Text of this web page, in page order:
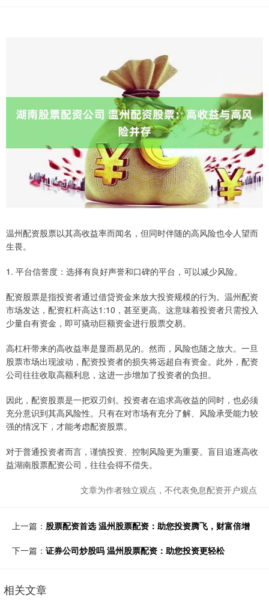
温州配资股票以其高收益率而闻名，但同时伴随的高风险也令人望而
生畏。
1. 平台信誉度：选择有良好声誉和口碑的平台，可以减少风险。
配资股票是指投资者通过借贷资金来放大投资规模的行为。温州配资
市场发达，配资杠杆高达1:10，甚至更高。这意味着投资者只需投入
少量自有资金，即可撬动巨额资金进行股票交易。
高杠杆带来的高收益率是显而易见的。然而，风险也随之放大。一旦
股票市场出现波动，配资投资者的损失将远超自有资金。此外，配资
公司往往收取高额利息，这进一步增加了投资者的负担。
因此，配资股票是一把双刃剑。投资者在追求高收益的同时，也必须
充分意识到其高风险性。只有在对市场有充分了解、风险承受能力较
强的情况下，才能考虑配资股票。
对于普通投资者而言，谨慎投资、控制风险更为重要。盲目追逐高收
益湖南股票配资公司，往往会得不偿失。
文章为作者独立观点，不代表免息配资开户观点
上一篇： 股票配资首选 温州股票配资：助您投资腾飞，财富倍增
下一篇： 证券公司炒股吗 温州股票配资：助您投资更轻松
相关文章